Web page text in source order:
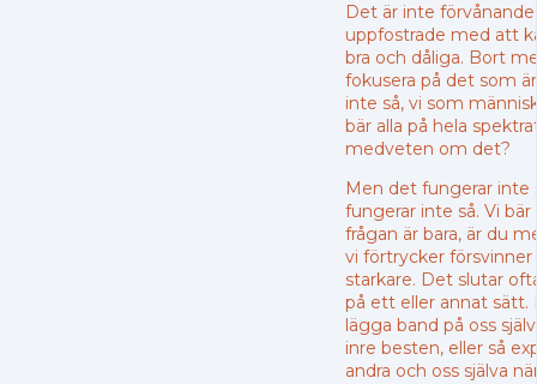
Det är inte
uppfostrade med att
bra och dåliga. Bort
fokusera på det som
inte så, vi som
bär alla på hela
medveten om det?⁠
Men det fungerar inte
fungerar inte så. Vi
frågan är bara, är du
vi förtrycker
starkare. Det slutar
på ett eller annat sätt.
lägga band på oss
inre besten, eller så
andra och oss själva